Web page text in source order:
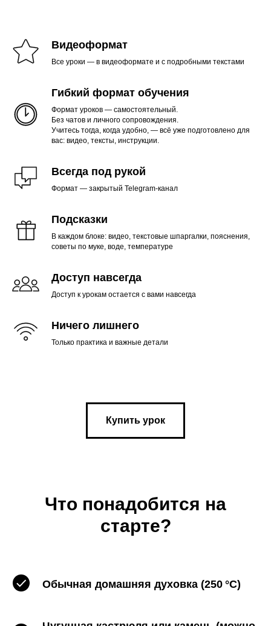
Видеоформат
Все уроки — в видеоформате и с подробными текстами
Гибкий формат обучения
Формат уроков — самостоятельный.
Без чатов и личного сопровождения.
Учитесь тогда, когда удобно, — всё уже подготовлено для
вас: видео, тексты, инструкции.
Всегда под рукой
Формат — закрытый Telegram-канал
Подсказки
В каждом блоке: видео, текстовые шпаргалки, пояснения,
советы по муке, воде, температуре
Доступ навсегда
Доступ к урокам остается с вами навсегда
Ничего лишнего
Только практика и важные детали
Купить урок
Что понадобится на
старте?
Обычная домашняя духовка (250 °C)